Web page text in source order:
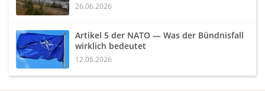
26.06.2026
Artikel 5 der NATO — Was der Bündnisfall
wirklich bedeutet
12.06.2026